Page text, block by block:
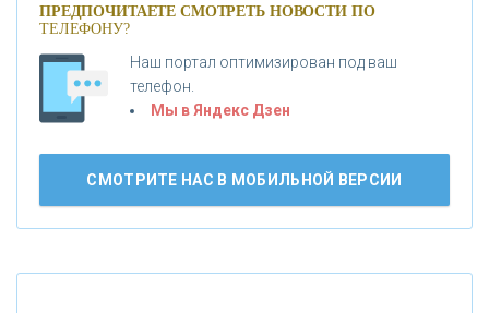
«БАНК ВОЗРОЖДЕНИЕ»
АО «КРЕДИТ ЕВРОПА БАНК»
Банки.ру обновил логотип впервые за 19 лет -
ПРЕДПОЧИТАЕТЕ СМОТРЕТЬ НОВОСТИ ПО
ТЕЛЕФОНУ?
Наш портал оптимизирован под ваш
телефон.
Мы в Яндекс Дзен
СМОТРИТЕ НАС В МОБИЛЬНОЙ ВЕРСИИ